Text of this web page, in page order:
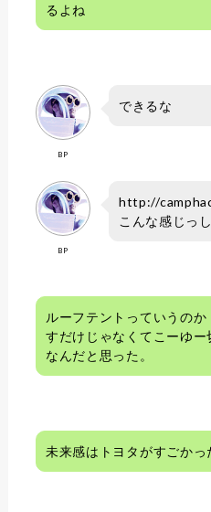
るよね
BP
できるな
BP
http://
こんな感じっ
ルーフテントっていうのか
すだけじゃなくてこーゆー
なんだと思った。
未来感はトヨタがすごかっ